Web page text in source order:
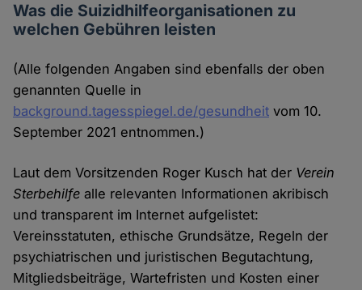
Was die Suizidhilfeorganisationen zu
welchen Gebühren leisten
(Alle folgenden Angaben sind ebenfalls der oben
genannten Quelle in
background.tagesspiegel.de/gesundheit vom 10.
September 2021 entnommen.)
Laut dem Vorsitzenden Roger Kusch hat der Verein
Sterbehilfe alle relevanten Informationen akribisch
und transparent im Internet aufgelistet:
Vereinsstatuten, ethische Grundsätze, Regeln der
psychiatrischen und juristischen Begutachtung,
Mitgliedsbeiträge, Wartefristen und Kosten einer